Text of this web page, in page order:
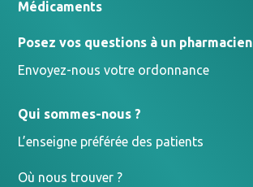
Médicaments
Posez vos questions à un pharmacien
Envoyez-nous votre ordonnance
Qui sommes-nous ?
L’enseigne préférée des patients
Où nous trouver ?